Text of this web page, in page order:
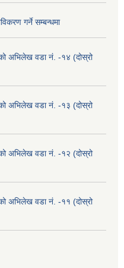
गर्ने सम्बन्धमा
अभिलेख वडा नं. -१४ (दोस्रो
अभिलेख वडा नं. -१३ (दोस्रो
अभिलेख वडा नं. -१२ (दोस्रो
अभिलेख वडा नं. -११ (दोस्रो